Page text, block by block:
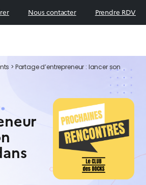
Nous contacter Prendre RDV
> Partage d’entrepreneur : lancer son